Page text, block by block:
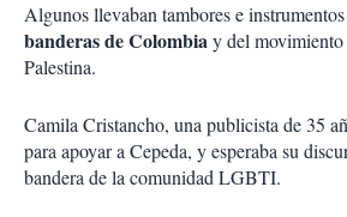
Algunos llevaban tambores e
banderas de Colombiay del
Palestina.
Camila Cristancho, una publicista de 35
para apoyar a Cepeda, y esperaba su
bandera de la comunidad LGBTI.